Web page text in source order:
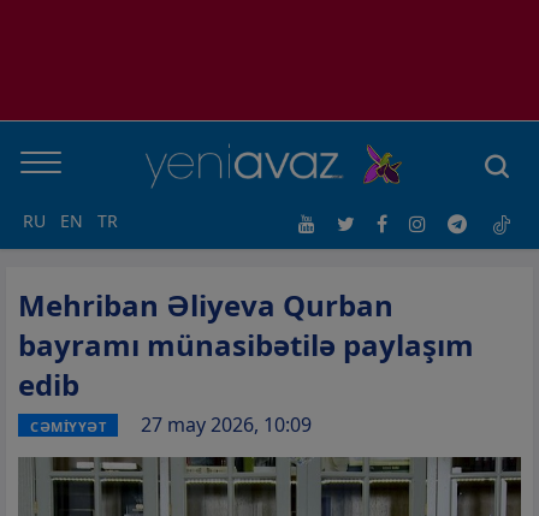
RU EN TR
Mehriban Əliyeva Qurban
bayramı münasibətilə paylaşım
edib
CƏMİYYƏT 27 may 2026, 10:09